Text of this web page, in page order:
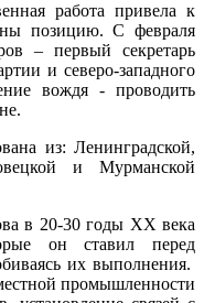
работа привела к
позицию. С февраля
– первый секретарь
и северо-западного
вождя - проводить
из: Ленинградской,
и Мурманской
в 20-30 годы XX века
он ставил перед
их выполнения.
промышленности